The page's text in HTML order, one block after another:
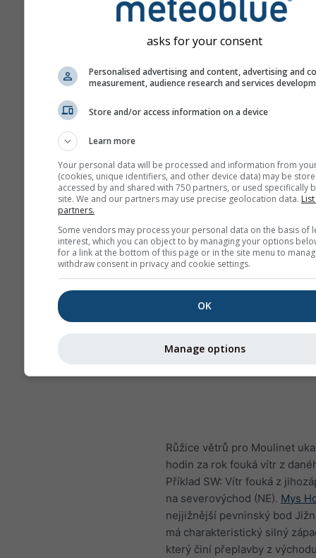
Růžice větrů pro Moulinet
hodin za rok fouká vítr z
Příklad SW: Vítr fouká z
na severovýchod (NE). Mys
nejjižnější pevninský bod
má charakteristický silný
který činí přeplavby z
asks for your consent
Personalised advertising and content, advertising and
measurement, audience research and services
Store and/or access information on a device
Learn more
Your personal data will be processed and information from
(cookies, unique identifiers, and other device data) may be
accessed by and shared with 750 partners, or used specifically
site. We and our partners may use precise geolocation data.
partners.
Some vendors may process your personal data on the basis of
interest, which you can object to by managing your options
for a link at the bottom of this page or in the site menu to
withdraw consent in privacy and cookie settings.
OK
Manage options